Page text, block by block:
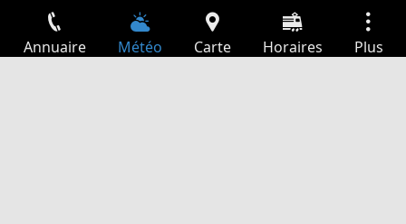
Annuaire Météo Carte Horaires Plus